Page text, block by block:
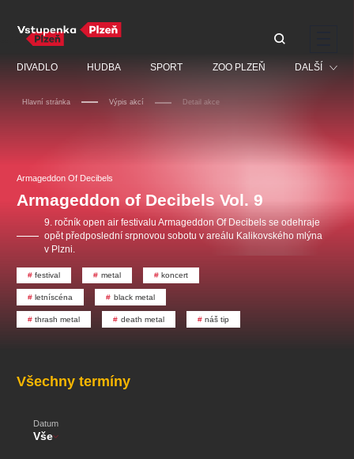
DIVADLO HUDBA SPORT ZOO PLZEŇ DALŠÍ
Pro děti
Hlavní stránka Výpis akcí Detail akce
Armageddon Of Decibels
Armageddon of Decibels Vol. 9
9. ročník open air festivalu Armageddon Of Decibels se odehraje
opět předposlední srpnovou sobotu v areálu Kalikovského mlýna
v Plzni.
festival metal koncert
letníscéna black metal
thrash metal death metal náš tip
Všechny termíny
Datum
Vše
Doporučujeme
JARO EVENT s.r.o.
Centrální rezervační
Veselá scéna Kalikovský
mlýn
Ostatní hledají
Nejnavštěvovanější
doporučujeme premiéra komedie
djkt skupovaplzeň2026